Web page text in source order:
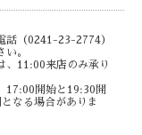
話（0241-23-2774）
い。
、11:00来店のみ承り
17:00開始と19:30開
なる場合がありま